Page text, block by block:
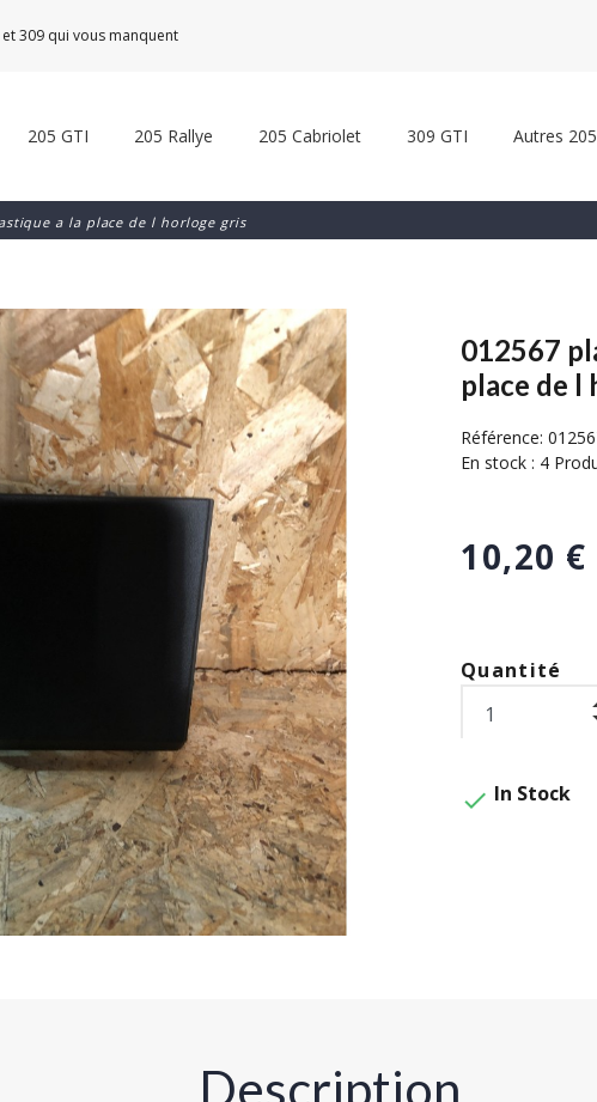
309 qui vous manquent
205 GTI 205 Rallye 205 Cabriolet 309 GTI Autres 205
a la place de l horloge gris
012567
place de l
Référence:
En stock : 4
10,20 €
Quantité
 In Stock
Description